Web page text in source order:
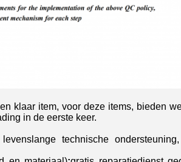
klaar item, voor deze items, bieden
in de eerste keer.
technische